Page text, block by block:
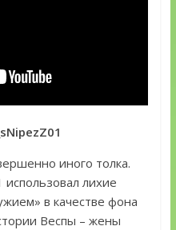
иного толка.
лихие
в качестве фона
Веспы – жены